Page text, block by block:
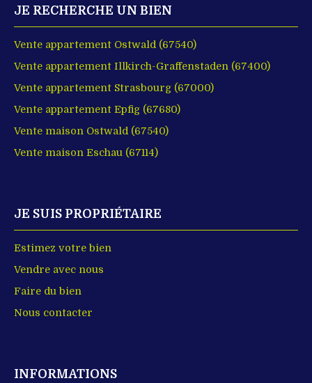
JE RECHERCHE UN BIEN
Vente appartement Ostwald (67540)
Vente appartement Illkirch-Graffenstaden (67400)
Vente appartement Strasbourg (67000)
Vente appartement Epfig (67680)
Vente maison Ostwald (67540)
Vente maison Eschau (67114)
JE SUIS PROPRIÉTAIRE
Estimez votre bien
Vendre avec nous
Faire du bien
Nous contacter
INFORMATIONS